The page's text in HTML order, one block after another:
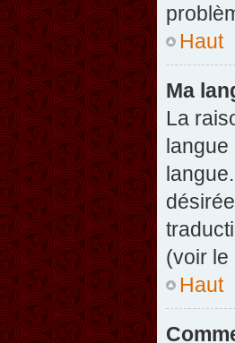
Haut
Ma
La
langue
(voir le
Haut